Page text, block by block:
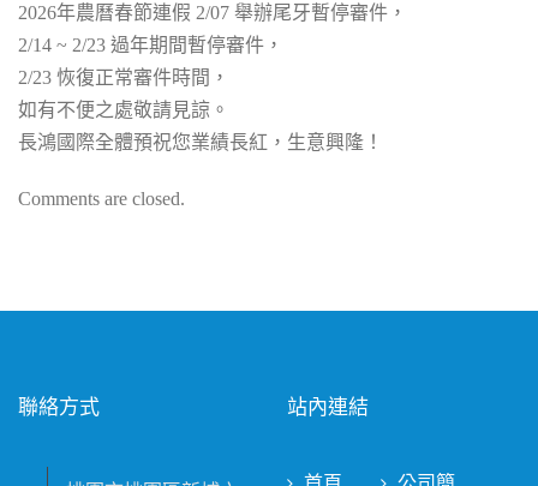
2026年農曆春節連假 2/07 舉辦尾牙暫停審件，
2/14 ~ 2/23 過年期間暫停審件，
2/23 恢復正常審件時間，
如有不便之處敬請見諒。
長鴻國際全體預祝您業績長紅，生意興隆！
Comments are closed.
聯絡方式 站內連結